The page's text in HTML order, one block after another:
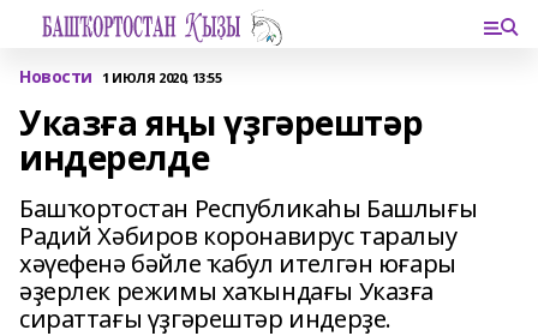
Новости 1 ИЮЛЯ 2020, 13:55
Указға яңы үҙгәрештәр
индерелде
Башҡортостан Республикаһы Башлығы
Радий Хәбиров коронавирус таралыу
хәүефенә бәйле ҡабул ителгән юғары
әҙерлек режимы хаҡындағы Указға
сираттағы үҙгәрештәр индерҙе.